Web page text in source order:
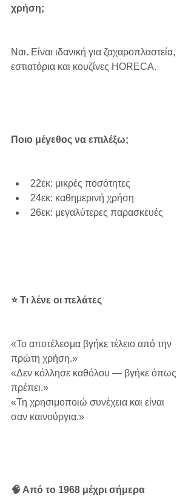
χρήση;
Ναι. Είναι ιδανική για ζαχαροπλαστεία,
εστιατόρια και κουζίνες HORECA.
Ποιο μέγεθος να επιλέξω;
22εκ: μικρές ποσότητες
24εκ: καθημερινή χρήση
26εκ: μεγαλύτερες παρασκευές
⭐ Τι λένε οι πελάτες
«Το αποτέλεσμα βγήκε τέλειο από την
πρώτη χρήση.»
«Δεν κόλλησε καθόλου — βγήκε όπως
πρέπει.»
«Τη χρησιμοποιώ συνέχεια και είναι
σαν καινούργια.»
🧠 Από το 1968 μέχρι σήμερα